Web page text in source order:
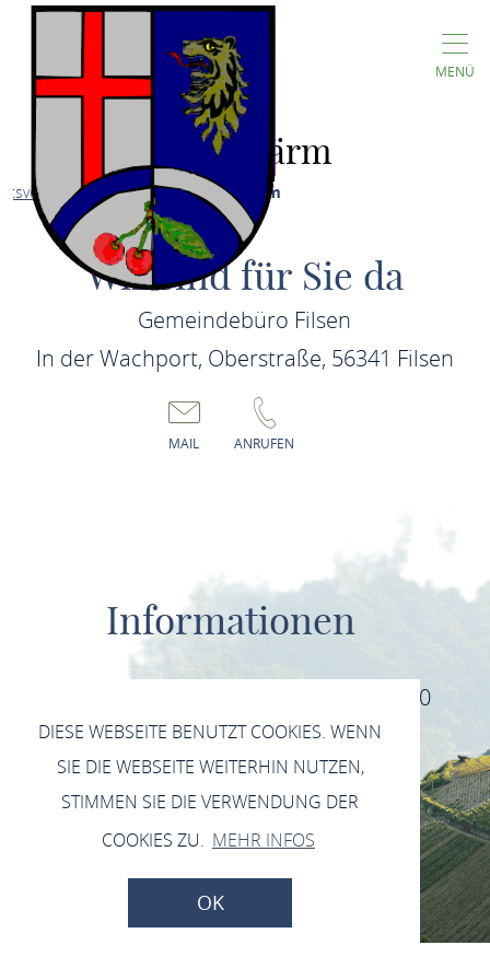
MENÜ
Bahnlärm
Projekte Bahnlärm
Wir sind für Sie da
Gemeindebüro Filsen
In der Wachport, Oberstraße, 56341 Filsen
MAIL ANRUFEN
Informationen
Sprechstunde immer Montags von 17:00
bis 18:00 in der Wachport.
IMPRESSUM
ZURÜCK NACH OBEN
DIESE WEBSEITE BENUTZT COOKIES. WENN
SIE DIE WEBSEITE WEITERHIN NUTZEN,
STIMMEN SIE DIE VERWENDUNG DER
COOKIES ZU. MEHR INFOS
OK